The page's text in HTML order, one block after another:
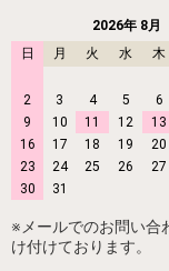
2026年 8月
日
月 火 水 木
2
3 4 5 6
9
10 11 12 13
16
17 18 19 20
23
24 25 26 27
30
31
※メールでのお問い合
け付けております。